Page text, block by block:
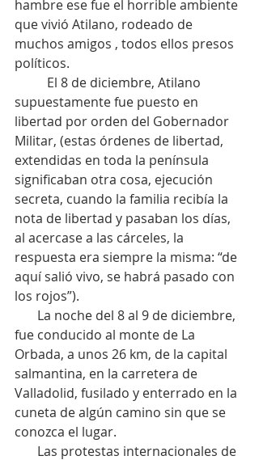
hambre ese fue el horrible ambiente
que vivió Atilano, rodeado de
muchos amigos , todos ellos presos
políticos.
supuestamente fue puesto en
libertad por orden del Gobernador
Militar, (estas órdenes de libertad,
extendidas en toda la península
significaban otra cosa, ejecución
secreta, cuando la familia recibía la
nota de libertad y pasaban los días,
al acercase a las cárceles, la
respuesta era siempre la misma: “de
aquí salió vivo, se habrá pasado con
los rojos”).
fue conducido al monte de La
Orbada, a unos 26 km, de la capital
salmantina, en la carretera de
Valladolid, fusilado y enterrado en la
cuneta de algún camino sin que se
conozca el lugar.